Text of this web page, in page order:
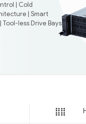
| Cold
| Smart
less Drive Bays